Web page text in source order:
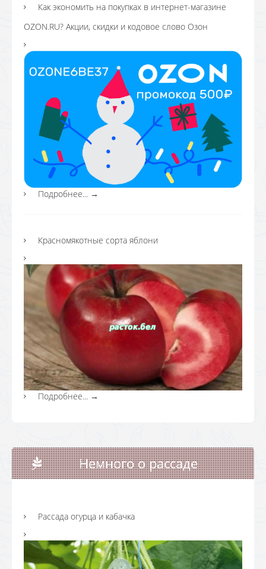
Как экономить на покупках в интернет-магазине
OZON.RU? Акции, скидки и кодовое слово Озон
Подробнее... →
Красномякотные сорта яблони
Подробнее... →
Немного о рассаде
Рассада огурца и кабачка